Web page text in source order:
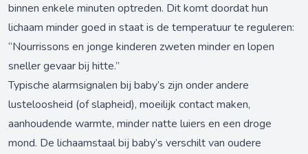
binnen enkele minuten optreden. Dit komt doordat hun
lichaam minder goed in staat is de temperatuur te reguleren:
“Nourrissons en jonge kinderen zweten minder en lopen
sneller gevaar bij hitte.”
Typische alarmsignalen bij baby’s zijn onder andere
lusteloosheid (of slapheid), moeilijk contact maken,
aanhoudende warmte, minder natte luiers en een droge
mond. De lichaamstaal bij baby’s verschilt van oudere